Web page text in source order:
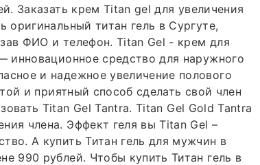
Заказать крем Titan gel для увеличения
оригинальный титан гель в Сургуте,
ФИО и телефон. Titan Gel - крем для
инновационное средство для наружного
и надежное увеличение полового
и приятный способ сделать свой член
Titan Gel Tantra. Titan Gel Gold Tantra
члена. Эффект геля вы Titan Gel –
А купить Титан гель для мужчин в
990 рублей. Чтобы купить Титан гель в